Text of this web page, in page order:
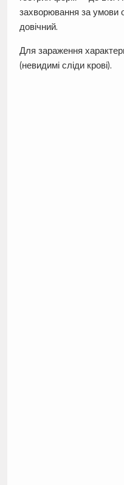
захворювання за умови
довічний.
Для зараження
(невидимі сліди крові).